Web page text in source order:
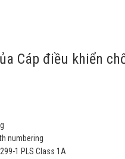
Cáp điều khiển
numbering
1 PLS Class 1A